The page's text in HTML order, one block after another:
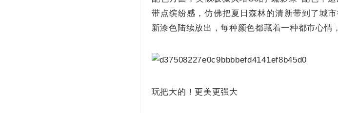
带点缤纷感，仿佛把夏日森林的清新带到了城
新漆色陆续放出，每种颜色都藏着一种都市心情
玩把大的！更美更强大